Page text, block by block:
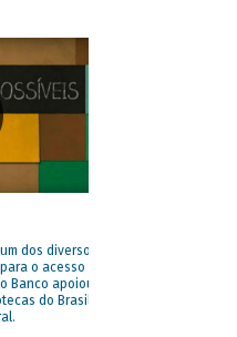
dos diversos
o acesso à
Banco apoiou
do Brasil e